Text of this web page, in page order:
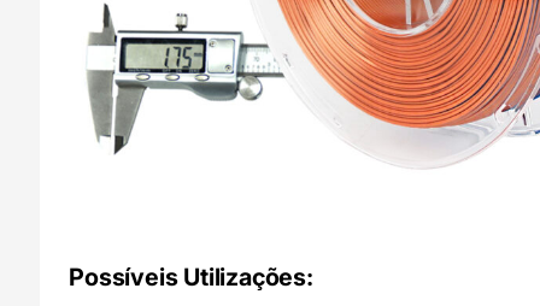
Possíveis Utilizações: